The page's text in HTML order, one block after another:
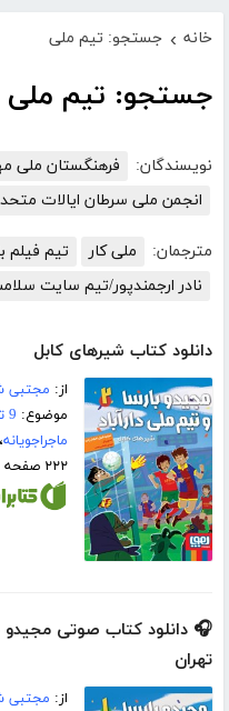
خانه › جستجو: تیم ملی
جستجو: تیم ملی
نویسندگان: فرهنگستان ملی
انجمن ملی سرطان ایالات
مترجمان: ملی کار تیم فیلم
نادر ارجمندپور/تیم سایت
دانلود کتاب شیرهای کابل
از: مجتبی
موضوع: 9 تا 12 سال
ماجراجویانه،
۲۲۲ صفحه
تهران
از: مجتبی